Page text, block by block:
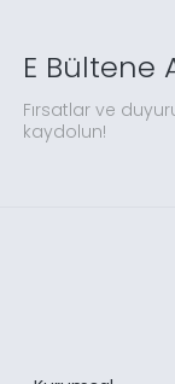
E Bültene
Fırsatlar ve
kaydolun!